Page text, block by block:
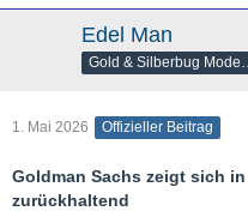
Edel Man
1. Mai 2026 Offizieller Beitrag
Goldman Sachs zeigt sich
zurückhaltend